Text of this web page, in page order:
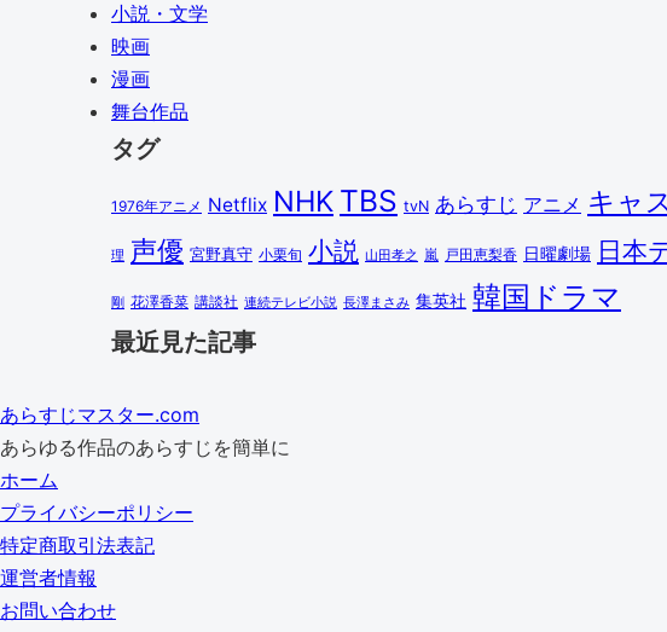
小説・文学
映画
漫画
舞台作品
タグ
1976年アニメ Netflix NHK TBS tvN あらすじ アニメ キャ
理 声優 宮野真守 小栗旬 小説 山田孝之 嵐 戸田恵梨香 日曜劇場 日本
剛 花澤香菜 講談社 連続テレビ小説 長澤まさみ 集英社 韓国ドラマ
最近見た記事
あらすじマスター.com
あらゆる作品のあらすじを簡単に
ホーム
プライバシーポリシー
特定商取引法表記
運営者情報
お問い合わせ